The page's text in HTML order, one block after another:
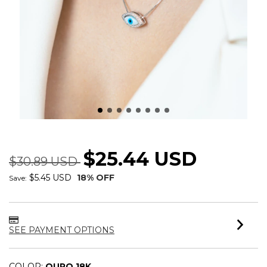
$30.89 USD $25.44 USD
Save: $5.45 USD 18% OFF
SEE PAYMENT OPTIONS